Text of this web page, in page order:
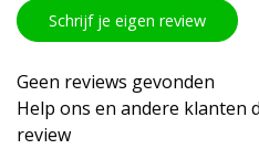
Schrijf je eigen review
Geen reviews gevonden
Help ons en andere klanten
review